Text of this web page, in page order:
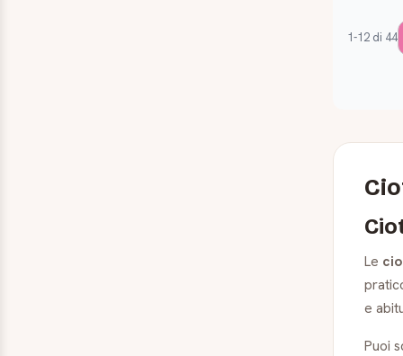
1-12 di 44
Le
e
Puoi